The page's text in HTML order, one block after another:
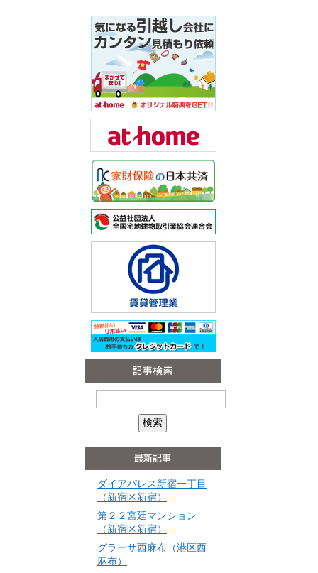
ダイアパレス新宿一丁目
（新宿区新宿）
第２２宮廷マンション
（新宿区新宿）
グラーサ西麻布（港区西
麻布）